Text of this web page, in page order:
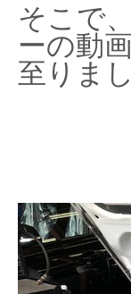
そこで
ーの動
至りまし